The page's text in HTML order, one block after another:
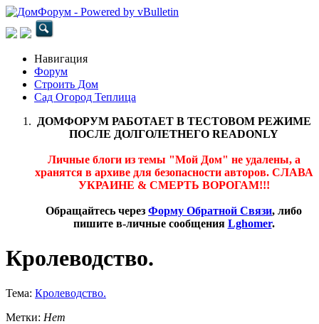
Навигация
Форум
Строить Дом
Сад Огород Теплица
ДОМФОРУМ РАБОТАЕТ В ТЕСТОВОМ РЕЖИМЕ
ПОСЛЕ ДОЛГОЛЕТНЕГО READONLY
Личные блоги из темы "Мой Дом" не удалены, а
хранятся в архиве для безопасности авторов. СЛАВА
УКРАИНЕ & СМЕРТЬ ВОРОГАМ!!!
Обращайтесь через Форму Обратной Связи, либо
пишите в-личные сообщения Lghomer.
Кролеводство.
Тема: Кролеводство.
Метки: Нет